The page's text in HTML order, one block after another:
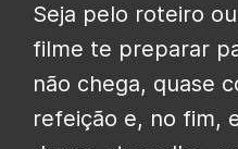
Seja pelo roteiro
filme te preparar
não chega, quase
refeição e, no fim,